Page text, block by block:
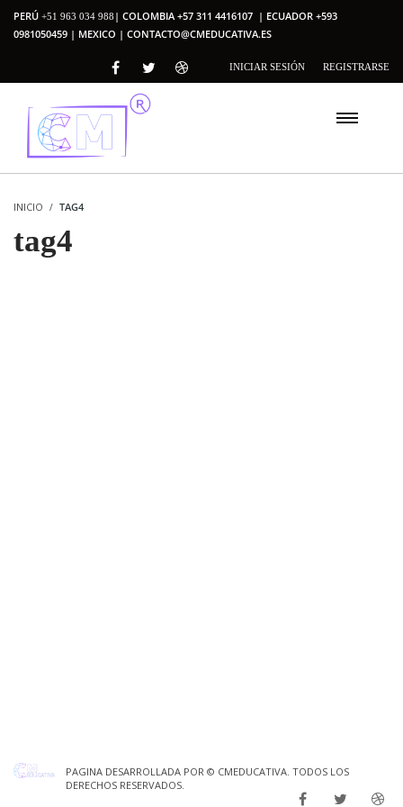
PERÚ +51 963 034 988 | COLOMBIA +57 311 4416107 | ECUADOR +593
0981050459 | MEXICO | CONTACTO@CMEDUCATIVA.ES
INICIAR SESIÓN REGISTRARSE
INICIO TAG4
tag4
PAGINA DESARROLLADA POR © CMEDUCATIVA. TODOS LOS
DERECHOS RESERVADOS.